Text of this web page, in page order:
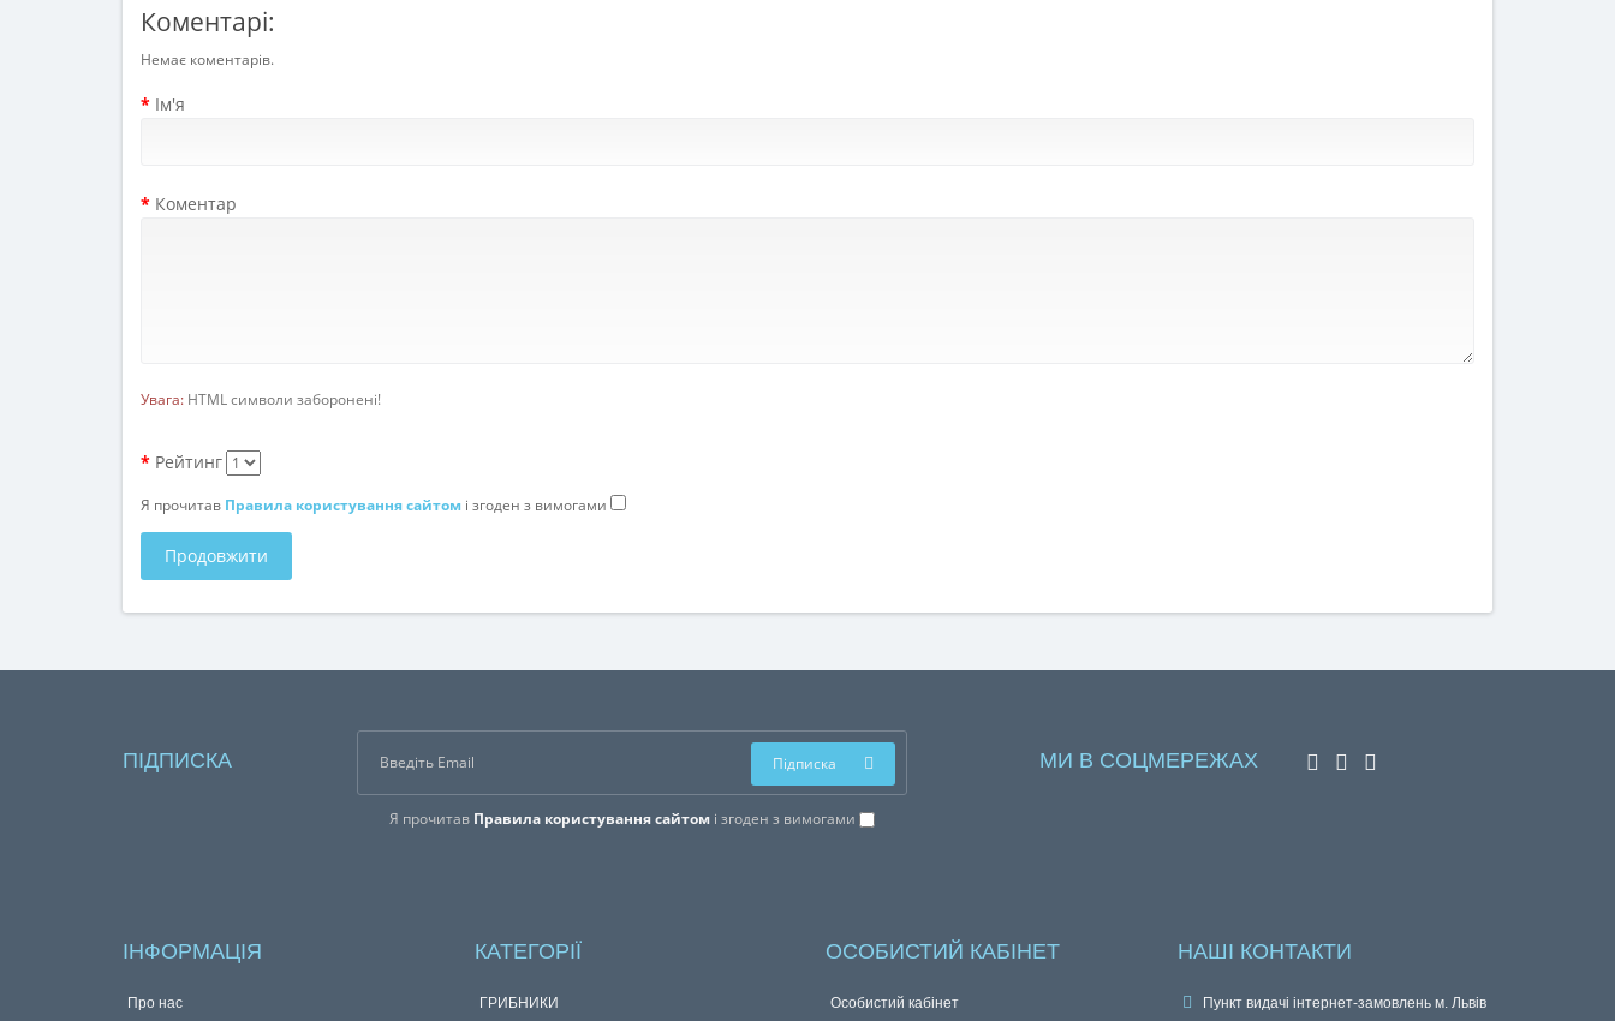
Коментарі:
Немає коментарів.
Ім'я
Коментар
Увага: HTML символи заборонені!
Рейтинг
Я прочитав Правила користування сайтом і згоден з вимогами
Продовжити
ПІДПИСКА
Я прочитав Правила користування сайтомі згоден з вимогами
Підписка МИ В СОЦМЕРЕЖАХ
ІНФОРМАЦІЯ
Про нас
КАТЕГОРІЇ
ГРИБНИКИ
ОСОБИСТИЙ КАБІНЕТ
Особистий кабінет
НАШІ КОНТАКТИ
Пункт видачі інтернет-замовлень м. Львів